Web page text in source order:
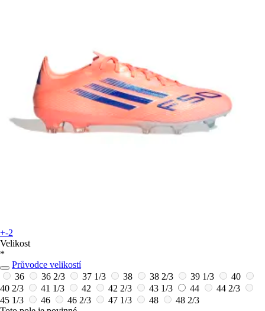
+-2
Velikost
*
Průvodce velikostí
36
36 2/3 37 1/3 38 38 2/3 39 1/3
40
40 2/3
41 1/3 42 42 2/3 43 1/3 44
44 2/3
45 1/3
46 46 2/3 47 1/3 48
48 2/3